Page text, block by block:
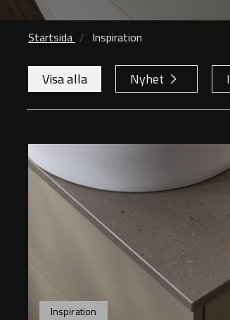
Startsida Inspiration
Visa alla Nyhet
Inspiration